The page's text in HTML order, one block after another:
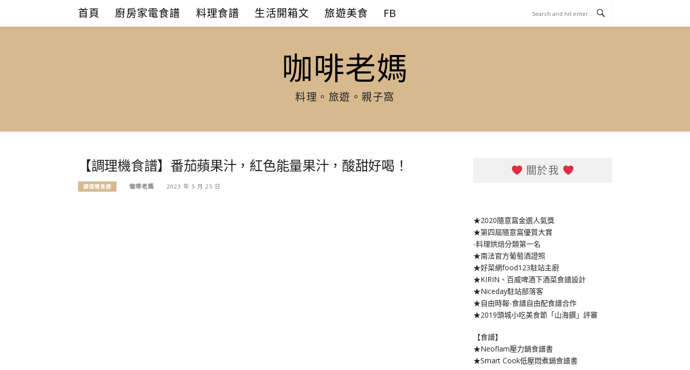
content
首頁 廚房家電食譜 料理食譜 生活開箱文 旅遊美食 FB
咖啡老媽
料理。旅遊。親子窩
【調理機食譜】番茄蘋果汁，紅色能量果汁，酸甜好喝！
調理機食譜 咖啡老媽 2023 年 5 月 25 日
關於我
★2020隨意窩金選人氣獎
★第四屆隨意窩優質大賞
-料理烘焙分類第一名
★南法官方葡萄酒證照
★好菜網food123駐站主廚
★KIRIN、百威啤酒下酒菜食譜設計
★Niceday駐站部落客
★自由時報-食譜自由配食譜合作
★2019頭城小吃美食節「山海饌」評審
【食譜】
★Neoflam壓力鍋食譜書
★Smart Cook低壓悶煮鍋食譜書